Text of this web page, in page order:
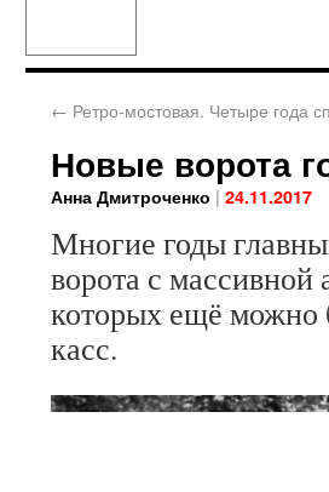
← Ретро-мостовая. Четыре года
Новые ворота
Анна Дмитроченко | 24.11.2017
Многие годы
ворота с
которых ещё можно
касс.